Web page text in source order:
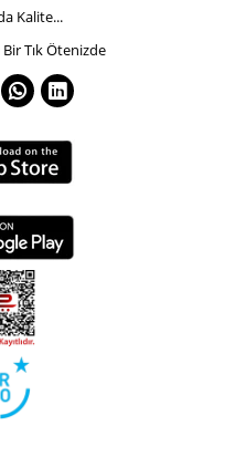
Kalite...
Tık Ötenizde